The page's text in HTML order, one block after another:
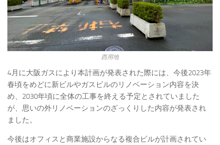
西用地
4月に大阪ガスにより本計画が発表された際には、今後2023年
春頃をめどに新ビルやガスビルのリノベーション内容を決
め、2030年頃に全体の工事を終える予定とされていました
が、思いの外リノベーションのざっくりした内容が発表され
ました。
今後はオフィスと商業施設からなる複合ビルが計画されてい